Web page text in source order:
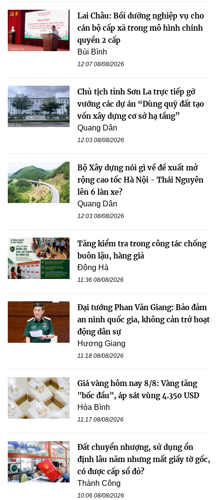
Lai Châu: Bồi dưỡng nghiệp vụ cho
cán bộ cấp xã trong mô hình chính
quyền 2 cấp
Bùi Bình
12:07 08/08/2026
Chủ tịch tỉnh Sơn La trực tiếp gỡ
vướng các dự án “Dùng quỹ đất tạo
vốn xây dựng cơ sở hạ tầng”
Quang Dân
12:03 08/08/2026
Bộ Xây dựng nói gì về đề xuất mở
rộng cao tốc Hà Nội - Thái Nguyên
lên 6 làn xe?
Quang Dân
12:03 08/08/2026
Tăng kiểm tra trong công tác chống
buôn lậu, hàng giả
Đông Hà
11:36 08/08/2026
Đại tướng Phan Văn Giang: Bảo đảm
an ninh quốc gia, không cản trở hoạt
động dân sự
Hương Giang
11:18 08/08/2026
Giá vàng hôm nay 8/8: Vàng tăng
"bốc đầu", áp sát vùng 4.350 USD
Hòa Bình
11:17 08/08/2026
Đất chuyển nhượng, sử dụng ổn
định lâu năm nhưng mất giấy tờ gốc,
có được cấp sổ đỏ?
Thành Công
10:06 08/08/2026